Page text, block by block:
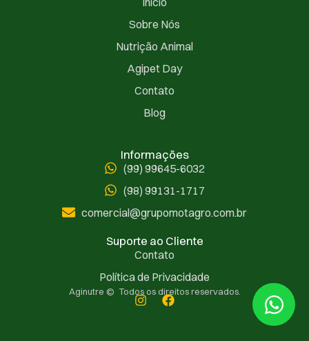
Sobre Nós
Nutrição Animal
Agipet Day
Contato
Blog
Informações
(99) 99645-6032
(98) 99131-1717
comercial@grupomotagro.com.br
Suporte ao Cliente
Contato
Política de Privacidade
Aginutre © Todos os direitos reservados.